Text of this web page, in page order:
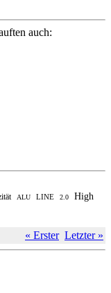
auch:
ALU LINE 2.0 High
« Erster Letzter »